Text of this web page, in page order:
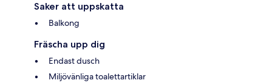
Saker att uppskatta
Balkong
Fräscha upp dig
Endast dusch
Miljövänliga toalettartiklar